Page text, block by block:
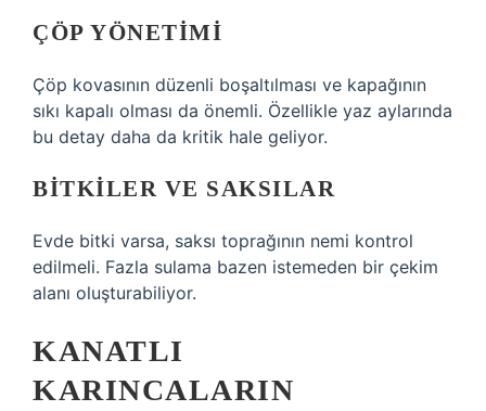
ÇÖP YÖNETIMI
Çöp kovasının düzenli boşaltılması ve kapağının
sıkı kapalı olması da önemli. Özellikle yaz aylarında
bu detay daha da kritik hale geliyor.
BITKILER VE SAKSILAR
Evde bitki varsa, saksı toprağının nemi kontrol
edilmeli. Fazla sulama bazen istemeden bir çekim
alanı oluşturabiliyor.
KANATLI
KARINCALARIN